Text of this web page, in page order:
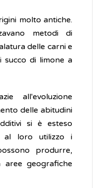
molto antiche.
metodi di
delle carni e
succo di limone a
all'evoluzione
delle abitudini
si è esteso
al loro utilizzo i
produrre,
geografiche